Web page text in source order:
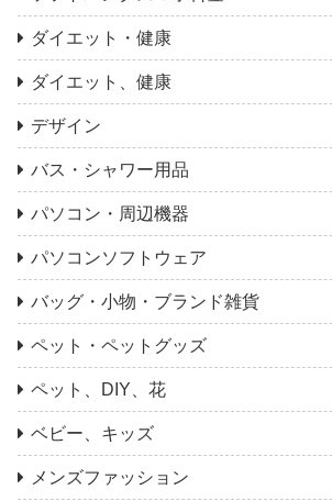
ダイエット・健康
ダイエット、健康
デザイン
バス・シャワー用品
パソコン・周辺機器
パソコンソフトウェア
バッグ・小物・ブランド雑貨
ペット・ペットグッズ
ペット、DIY、花
ベビー、キッズ
メンズファッション